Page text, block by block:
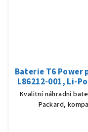
Baterie T6 Power
L86212-001, Li-
Kvalitní náhradní
Packard,